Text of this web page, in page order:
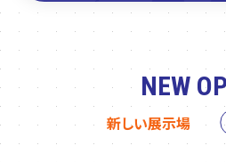
NEW
新しい展示場